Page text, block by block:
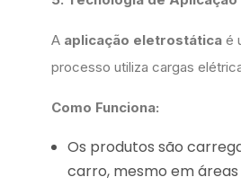
A aplicação eletrostática é
processo utiliza cargas
Como Funciona:
Os produtos são
carro, mesmo em